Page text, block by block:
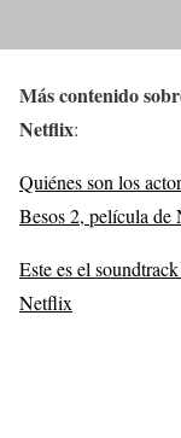
Más contenido
Netflix:
Quiénes son los
Besos 2, película
Este es el
Netflix